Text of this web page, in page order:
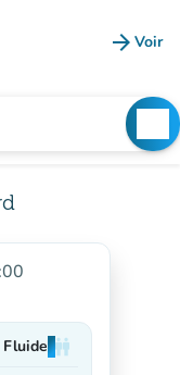
arrow_forward Voir
Fluideman
man
man